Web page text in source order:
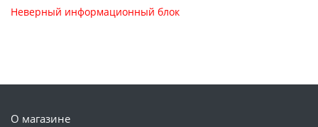
Неверный информационный блок
О магазине